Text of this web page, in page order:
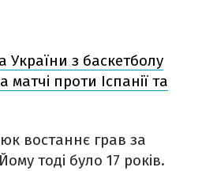
України з баскетболу
проти Іспанії та
востаннє грав за
тоді було 17 років.